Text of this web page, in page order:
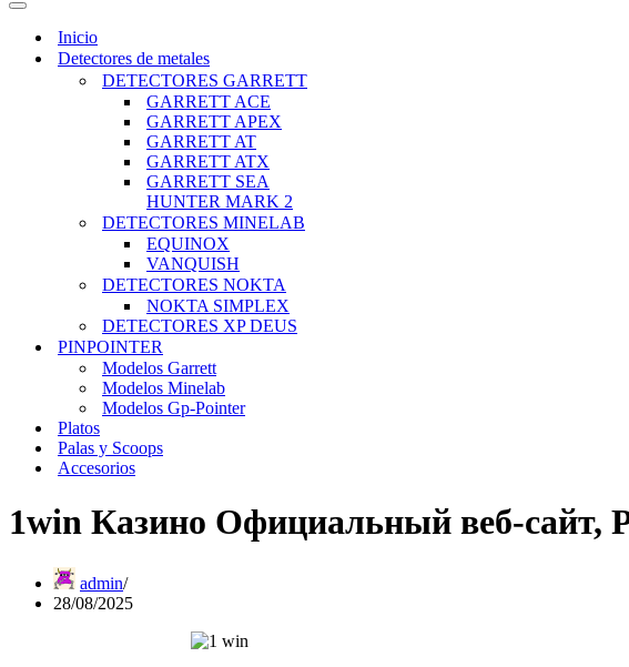
DE
NAVEGACIÓN
MENÚ
DE
NAVEGACIÓN
Inicio
Detectores de metales
DETECTORES GARRETT
GARRETT ACE
GARRETT APEX
GARRETT AT
GARRETT ATX
GARRETT SEA
HUNTER MARK 2
DETECTORES MINELAB
EQUINOX
VANQUISH
DETECTORES NOKTA
NOKTA SIMPLEX
DETECTORES XP DEUS
PINPOINTER
Modelos Garrett
Modelos Minelab
Modelos Gp-Pointer
Platos
Palas y Scoops
Accesorios
1win Казино Официальный веб-сайт,
admin
28/08/2025